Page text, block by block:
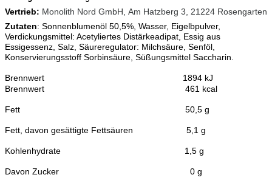
Vertrieb: Monolith Nord GmbH, Am Hatzberg 3, 21224 Rosengarten
Zutaten: Sonnenblumenöl 50,5%, Wasser, Eigelbpulver,
Verdickungsmittel: Acetyliertes Distärkeadipat, Essig aus
Essigessenz, Salz, Säureregulator: Milchsäure, Senföl,
Konservierungsstoff Sorbinsäure, Süßungsmittel Saccharin.
Brennwert 1894 kJ
Brennwert 461 kcal
Fett 50,5 g
Fett, davon gesättigte Fettsäuren 5,1 g
Kohlenhydrate 1,5 g
Davon Zucker 0 g